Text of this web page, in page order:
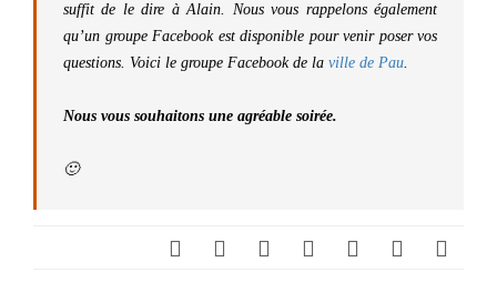
suffit de le dire à Alain. Nous vous rappelons également
qu’un groupe Facebook est disponible pour venir poser vos
questions. Voici le groupe Facebook de la ville de Pau.
Nous vous souhaitons une agréable soirée.
🙂